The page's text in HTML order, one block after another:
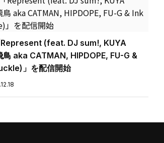
Represent (feat. DJ sum!, KUYA
鳥 aka CATMAN, HIPDOPE, FU-G &
」を配信開始